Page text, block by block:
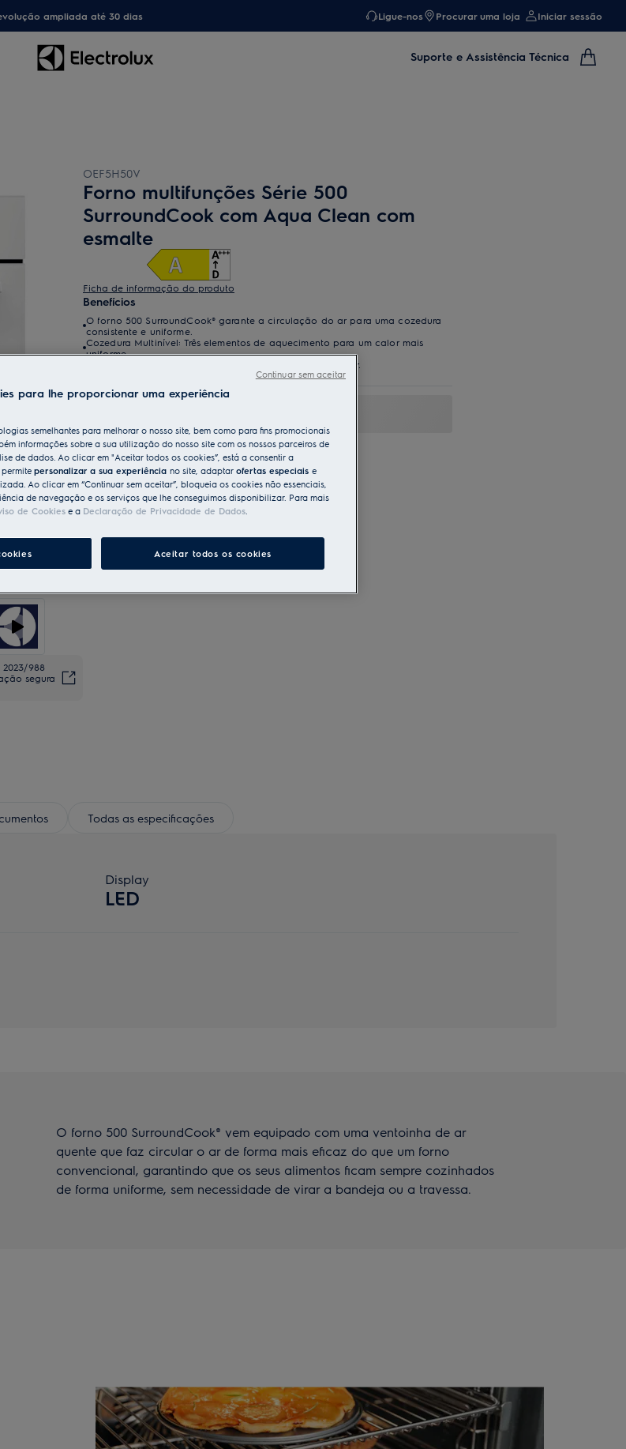
ampliada até 30 dias Ligue-nos Procurar uma loja Iniciar sessão
Suporte e Assistência Técnica
988
segura
OEF5H50V
Forno multifunções Série 500
SurroundCook com Aqua Clean com
esmalte
Ficha de informação do produto
Benefícios
O forno 500 SurroundCook® garante a circulação do ar para uma cozedura
consistente e uniforme.
Cozedura Multinível: Três elementos de aquecimento para um calor mais
uniforme.
SET garante que tem sempre o tempo exato para cozinhar.
Todas as especificações
Display
LED
O forno 500 SurroundCook® vem equipado com uma ventoinha de ar
quente que faz circular o ar de forma mais eficaz do que um forno
convencional, garantindo que os seus alimentos ficam sempre cozinhados
de forma uniforme, sem necessidade de virar a bandeja ou a travessa.
para lhe proporcionar uma experiência
semelhantes para melhorar o nosso site, bem como para fins promocionais
informações sobre a sua utilização do nosso site com os nossos parceiros de
de dados. Ao clicar em "Aceitar todos os cookies”, está a consentir a
personalizar a sua experiência no site, adaptar ofertas especiais e
Ao clicar em “Continuar sem aceitar”, bloqueia os cookies não essenciais,
de navegação e os serviços que lhe conseguimos disponibilizar. Para mais
de Cookiese a Declaração de Privacidade de Dados.
Aceitar todos os cookies
Continuar sem aceitar